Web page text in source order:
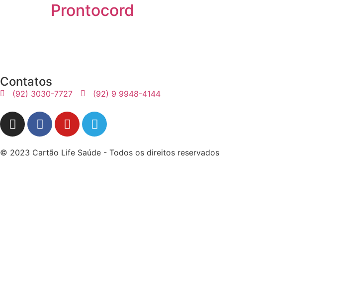
Prontocord
Contatos
(92) 3030-7727 (92) 9 9948-4144
© 2023 Cartão Life Saúde - Todos os direitos reservados